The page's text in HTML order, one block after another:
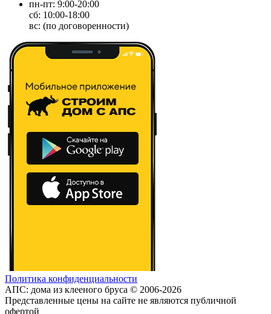
пн-пт: 9:00-20:00
сб: 10:00-18:00
вс: (по договоренности)
Политика конфиденциальности
АПС: дома из клееного бруса © 2006-2026
Представленные цены на сайте не являются публичной
офертой